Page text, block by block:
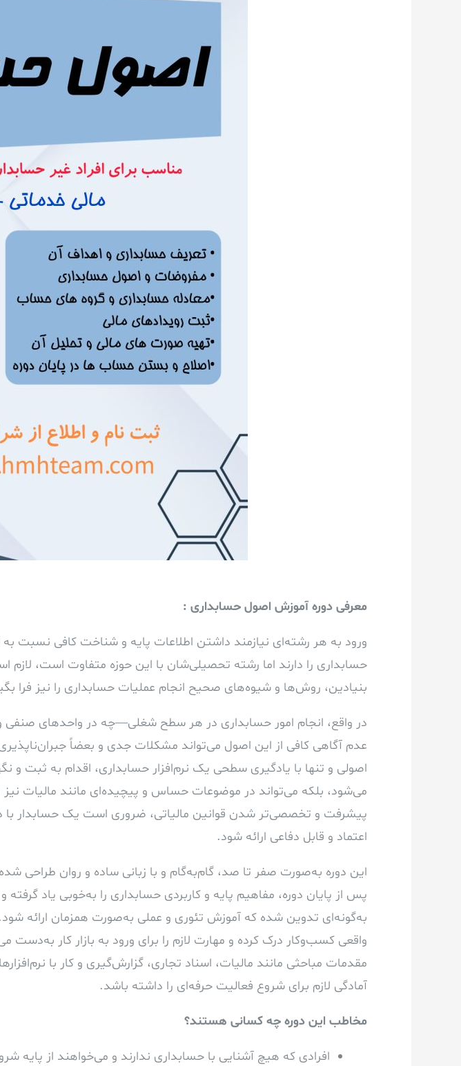
معرفی دوره آموزش اصول حسابداری :
ورود به هر رشته‌ای نیازمند داشتن اطلاعات پایه و شناخت کافی نسبت
حسابداری را دارند اما رشته تحصیلی‌شان با این حوزه متفاوت است، لازم
بنیادین، روش‌ها و شیوه‌های صحیح انجام عملیات حسابداری را نیز فرا
در واقع، انجام امور حسابداری در هر سطح شغلی—چه در واحدهای
عدم آگاهی کافی از این اصول می‌تواند مشکلات جدی و بعضاً
اصولی و تنها با یادگیری سطحی یک نرم‌افزار حسابداری، اقدام به ثبت
می‌شود، بلکه می‌تواند در موضوعات حساس و پیچیده‌ای مانند مالیات
پیشرفت و تخصصی‌تر شدن قوانین مالیاتی، ضروری است یک حسابدار با
اعتماد و قابل دفاعی ارائه شود.
این دوره به‌صورت صفر تا صد، گام‌به‌گام و با زبانی ساده و روان طراحی
پس از پایان دوره، مفاهیم پایه و کاربردی حسابداری را به‌خوبی یاد
به‌گونه‌ای تدوین شده که آموزش تئوری و عملی به‌صورت همزمان ارائه شود.
واقعی کسب‌وکار درک کرده و مهارت لازم را برای ورود به بازار کار
مقدمات مباحثی مانند مالیات، اسناد تجاری، گزارش‌گیری و کار با
آمادگی لازم برای شروع فعالیت حرفه‌ای را داشته باشد.
مخاطب این دوره چه کسانی هستند؟
افرادی که هیچ آشنایی با حسابداری ندارند و می‌خواهند از پایه